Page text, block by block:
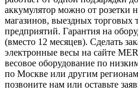
аккумулятор можно от розетки
магазинов, выездных торговых
предприятий. Гарантия на
(вместо 12 месяцев). Сделать
электронные весы на сайте
весовое оборудование по
по Москве или другим
позвоните нам или оставьте